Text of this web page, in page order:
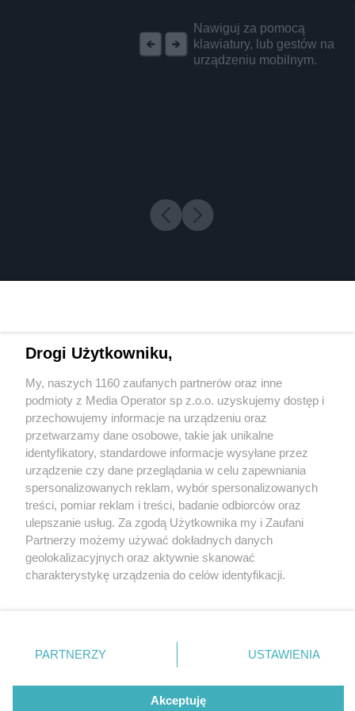
Nawiguj za pomocą
klawiatury, lub gestów na
urządzeniu mobilnym.
1 / 0
Wydawca mediów lokalnych
Nie zapomnij
zapoznać się z:
polityką prywatności
Twojemiasto
Piekary Śląskie
Chorzów
Tarnowskie Góry
Gliwice
Skontakuj sięz nami
Kontakt
Redakcja
Newsletter
Drogi Użytkowniku,
My, naszych 1160 zaufanych partnerów oraz inne
podmioty z Media Operator sp z.o.o. uzyskujemy dostęp i
przechowujemy informacje na urządzeniu oraz
przetwarzamy dane osobowe, takie jak unikalne
identyfikatory, standardowe informacje wysyłane przez
urządzenie czy dane przeglądania w celu zapewniania
spersonalizowanych reklam, wybór spersonalizowanych
treści, pomiar reklam i treści, badanie odbiorców oraz
ulepszanie usług. Za zgodą Użytkownika my i Zaufani
Partnerzy możemy używać dokładnych danych
geolokalizacyjnych oraz aktywnie skanować
charakterystykę urządzenia do celów identyfikacji.
zmienić/wycofać klikając przycisk ustawień prywatności
znajdujący się w lewym dolnym rogu strony
rodzaje przetwarzania danych nie wymagają zgody
użytkownika, ale masz prawo sprzeciwić się takiemu
PARTNERZY USTAWIENIA
Akceptuję